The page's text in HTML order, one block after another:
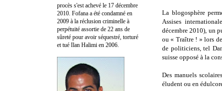
La blogosphère
Assises
décembre 2010), un
ou « Traître ! » lors
de politiciens, tel
suisse opposé à la
Des manuels
éludent ou en
procès s'est achevé le 17 décembre
2010. Fofana a été condamné en
2009 à la réclusion criminelle à
perpétuité assortie de 22 ans de
sûreté pour avoir séquestré, torturé
et tué Ilan Halimi en 2006.